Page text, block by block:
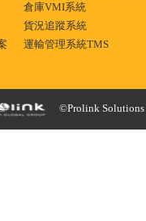
倉庫VMI系統
貨況追蹤系統
運輸管理系統TMS
©Prolink Solutions